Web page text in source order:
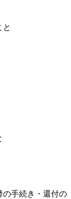
と
の手続き・還付の